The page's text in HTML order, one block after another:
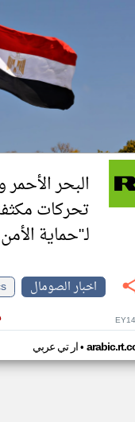
البحر الأحمر
تحركات
لـ"حماية
اخبار الصومال
ار تي عربي•